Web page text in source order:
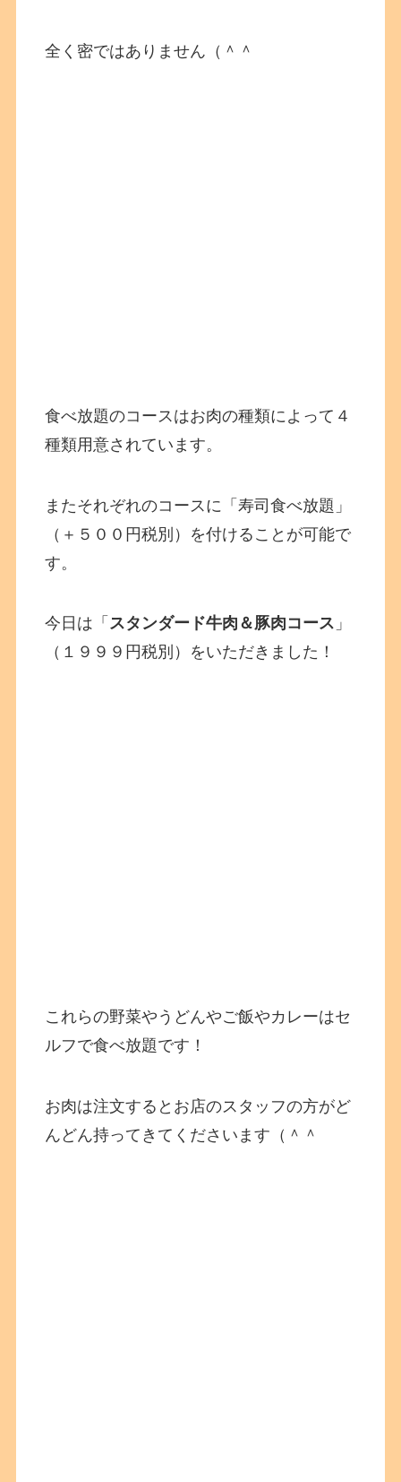
全く密ではありません（＾＾
食べ放題のコースはお肉の種類によって４
種類用意されています。
またそれぞれのコースに「寿司食べ放題」
（＋５００円税別）を付けることが可能で
す。
今日は「 スタンダード牛肉＆豚肉コース 」
（１９９９円税別）をいただきました！
これらの野菜やうどんやご飯やカレーはセ
ルフで食べ放題です！
お肉は注文するとお店のスタッフの方がど
んどん持ってきてくださいます（＾＾